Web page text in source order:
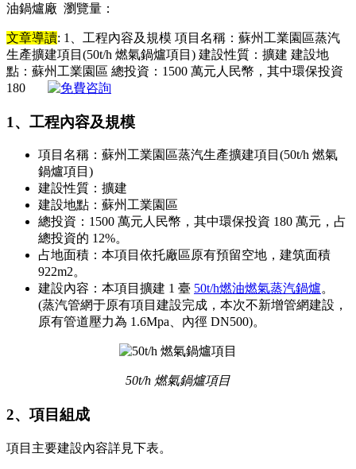
油鍋爐廠 瀏覽量：
文章導讀: 1、工程內容及規模 項目名稱：蘇州工業園區蒸汽
生產擴建項目(50t/h 燃氣鍋爐項目) 建設性質：擴建 建設地
點：蘇州工業園區 總投資：1500 萬元人民幣，其中環保投資
180
1、工程內容及規模
項目名稱：蘇州工業園區蒸汽生產擴建項目(50t/h 燃氣
鍋爐項目)
建設性質：擴建
建設地點：蘇州工業園區
總投資：1500 萬元人民幣，其中環保投資 180 萬元，占
總投資的 12%。
占地面積：本項目依托廠區原有預留空地，建筑面積
922m2。
建設內容：本項目擴建 1 臺 50t/h燃油燃氣蒸汽鍋爐。
(蒸汽管網于原有項目建設完成，本次不新增管網建設，
原有管道壓力為 1.6Mpa、內徑 DN500)。
50t/h 燃氣鍋爐項目
2、項目組成
項目主要建設內容詳見下表。